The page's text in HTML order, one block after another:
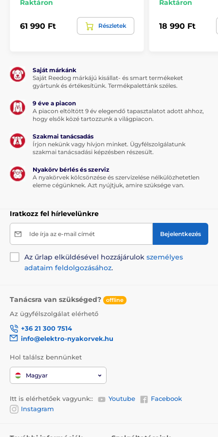
1x tesztdióda
A műszaki specifikációk előzetes értesítés nélkül
változhatnak. A képek csak illusztrációk.
A termék a következő kategóriákba sorolt
Kiképző nyakörvek
Elektromos Vibrációs
Hangjelzéses Cseppálló
Kistestű kutyáknak
Raktáron
61 990 Ft Részletek
Raktáron
18 990 Ft
Saját márkánk
Saját Reedog márkájú kisállat- és smart termékeket
gyártunk és értékesítünk. Termékpalettánk széles.
9 éve a piacon
A piacon eltöltött 9 év elegendő tapasztalatot adott ahhoz,
hogy elsők közé tartozzunk a világpiacon.
Szakmai tanácsadás
Írjon nekünk vagy hívjon minket. Ügyfélszolgálatunk
szakmai tanácsadási képzésben részesült.
Nyakörv bérlés és szerviz
A nyakörvek kölcsönzése és szervizelése nélkülözhetetlen
eleme cégünknek. Azt nyújtjuk, amire szüksége van.
Iratkozz fel hírlevelünkre
Ide írja az e-mail címét Bejelentkezés
Az űrlap elküldésével hozzájárulok személyes
adataim feldolgozásához.
Tanácsra van szükséged? offline
Az ügyfélszolgálat elérhető
+36 21 300 7514
info@elektro-nyakorvek.hu
Hol találsz bennünket
Magyar
Itt is elérhetőek vagyunk:: Youtube
Facebook
Instagram